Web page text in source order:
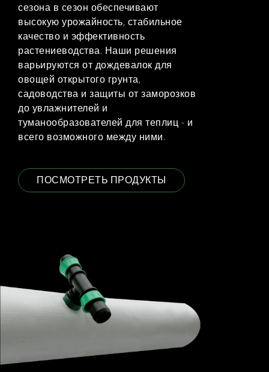
сезона в сезон обеспечивают
высокую урожайность, стабильное
качество и эффективность
растениеводства. Наши решения
варьируются от дождевалок для
овощей открытого грунта,
садоводства и защиты от заморозков
до увлажнителей и
туманообразователей для теплиц - и
всего возможного между ними.
ПОСМОТРЕТЬ ПРОДУКТЫ